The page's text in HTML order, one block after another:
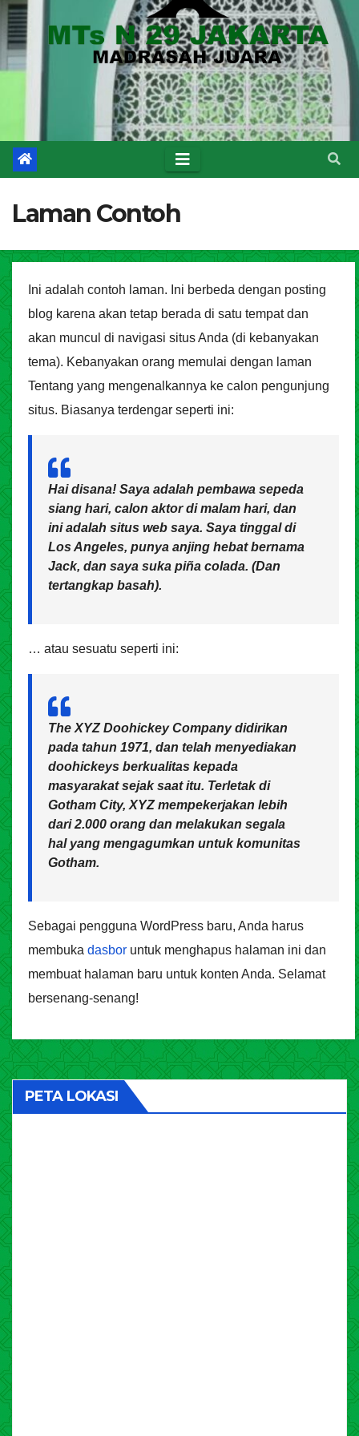
Laman Contoh
Ini adalah contoh laman. Ini berbeda dengan posting
blog karena akan tetap berada di satu tempat dan
akan muncul di navigasi situs Anda (di kebanyakan
tema). Kebanyakan orang memulai dengan laman
Tentang yang mengenalkannya ke calon pengunjung
situs. Biasanya terdengar seperti ini:
Hai disana! Saya adalah pembawa sepeda
siang hari, calon aktor di malam hari, dan
ini adalah situs web saya. Saya tinggal di
Los Angeles, punya anjing hebat bernama
Jack, dan saya suka piña colada. (Dan
tertangkap basah).
… atau sesuatu seperti ini:
The XYZ Doohickey Company didirikan
pada tahun 1971, dan telah menyediakan
doohickeys berkualitas kepada
masyarakat sejak saat itu. Terletak di
Gotham City, XYZ mempekerjakan lebih
dari 2.000 orang dan melakukan segala
hal yang mengagumkan untuk komunitas
Gotham.
Sebagai pengguna WordPress baru, Anda harus
membuka dasbor untuk menghapus halaman ini dan
membuat halaman baru untuk konten Anda. Selamat
bersenang-senang!
PETA LOKASI